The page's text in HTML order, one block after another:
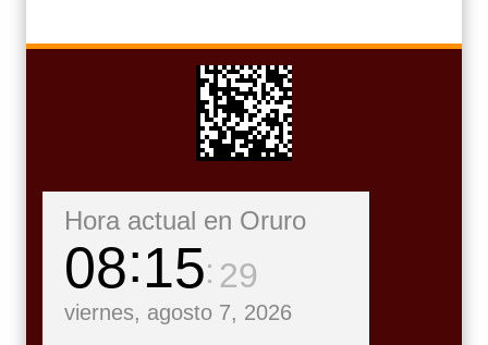
Hora actual en Oruro
08 15 31
viernes, agosto 7, 2026